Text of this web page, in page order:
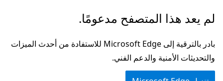
تخطي
إلى
المحتوى
الرئيسي
لم يعد هذا المتصفح مدعومًا.
بادر بالترقية إلى Microsoft Edge للاستفادة من أحدث الميزات
والتحديثات الأمنية والدعم الفني.